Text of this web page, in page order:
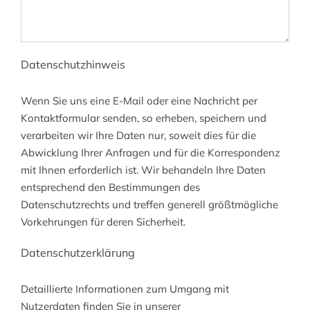
Datenschutzhinweis
Wenn Sie uns eine E-Mail oder eine Nachricht per
Kontaktformular senden, so erheben, speichern und
verarbeiten wir Ihre Daten nur, soweit dies für die
Abwicklung Ihrer Anfragen und für die Korrespondenz
mit Ihnen erforderlich ist. Wir behandeln Ihre Daten
entsprechend den Bestimmungen des
Datenschutzrechts und treffen generell größtmögliche
Vorkehrungen für deren Sicherheit.
Datenschutzerklärung
Detaillierte Informationen zum Umgang mit
Nutzerdaten finden Sie in unserer